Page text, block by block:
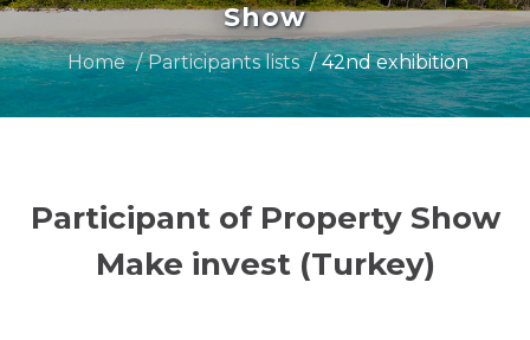
Show
Home Participants lists 42nd exhibition
Participant of Property Show
Make invest (Turkey)